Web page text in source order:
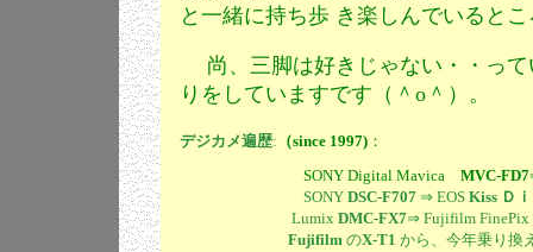
と一緒に持ち歩 き楽しんでいると
尚、三脚は好きじゃない・・って
りをしていますです（＾o＾）。
デジカメ遍歴: （since 1997) ：
SONY Digital Mavica MVC-FD7
SONY DSC-F707 ⇒ EOS Kiss Ｄ
Lumix DMC-FX7⇒ Fujifilm FinePix
Fujifilm のX-T1 から、今年乗り換